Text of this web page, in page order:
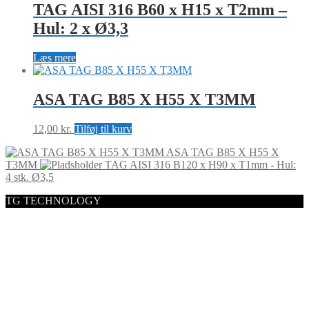
TAG AISI 316 B60 x H15 x T2mm –
Hul: 2 x Ø3,3
Læs mere
ASA TAG B85 X H55 X T3MM
12,00 kr. Tilføj til kurv
ASA TAG B85 X H55 X
T3MM
TAG AISI 316 B120 x H90 x T1mm - Hul:
4 stk. Ø3,5
TG TECHNOLOGY